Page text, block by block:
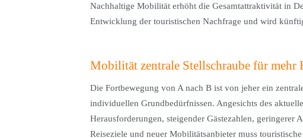
Nachhaltige Mobilität erhöht die Gesamtattraktivität in
Entwicklung der touristischen Nachfrage und wird
Mobilität zentrale Stellschraube für mehr
Die Fortbewegung von A nach B ist von jeher ein
individuellen Grundbedürfnissen. Angesichts des
Herausforderungen, steigender Gästezahlen,
Reiseziele und neuer Mobilitätsanbieter muss